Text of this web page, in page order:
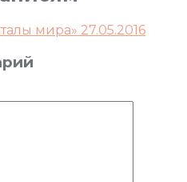
мира» 27.05.2016